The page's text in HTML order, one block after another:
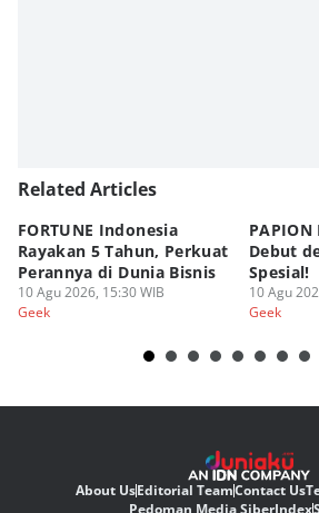
Related Articles
FORTUNE Indonesia
Rayakan 5 Tahun, Perkuat
Perannya di Dunia Bisnis
10 Agu 2026, 15:30 WIB
Geek
Debut
Spesial!
10 Agu
Geek
About UsEditorial TeamContact Us
Pedoman Media SiberIndex